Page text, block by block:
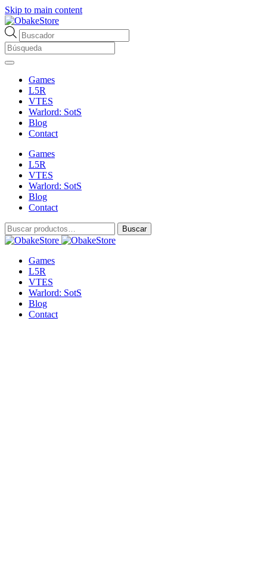
Skip to main content
Búsqueda
de
productos
Games
L5R
VTES
Warlord: SotS
Blog
Contact
Games
L5R
VTES
Warlord: SotS
Blog
Contact
Buscar
por:
Buscar
Games
L5R
VTES
Warlord: SotS
Blog
Contact